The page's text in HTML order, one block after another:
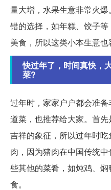
量大增，水果生意非常火
错的选择，如年糕、饺子
美食，所以这类小本生意也
快过年了，时间真快，
菜?
过年时，家家户户都会准
道菜，也推荐给大家。首
吉祥的象征，所以过年时
肉，因为猪肉在中国传统
些其他的菜肴，如炖鸡、
食。